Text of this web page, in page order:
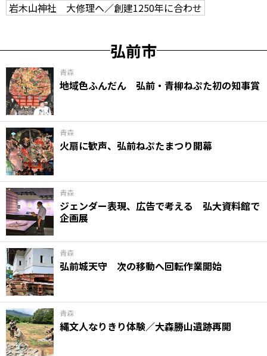
岩木山神社 大修理へ／創建1250年に合わせ
弘前市
青森
地域色ふんだん 弘前・青柳ねぷた初の知事賞
青森
火扇に歓声、弘前ねぷたまつり開幕
青森
ジェンダー表現、広告で考える 弘大資料館で
企画展
青森
弘前城天守 次の移動へ回転作業開始
青森
縄文人なりきり体験／大森勝山遺跡再開